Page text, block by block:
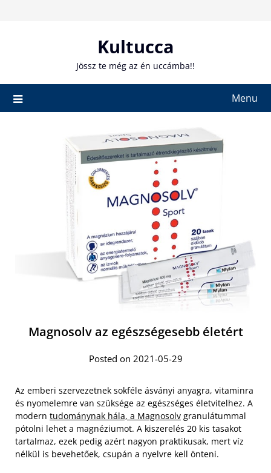
Kultucca
Jössz te még az én uccámba!!
Menu
Magnosolv az egészségesebb életért
Posted on 2021-05-29
Az emberi szervezetnek sokféle ásványi anyagra, vitaminra
és nyomelemre van szüksége az egészséges életvitelhez. A
modern tudománynak hála, a Magnosolv granulátummal
pótolni lehet a magnéziumot. A kiszerelés 20 kis tasakot
tartalmaz, ezek pedig azért nagyon praktikusak, mert víz
nélkül is bevehetőek, csupán a nyelvre kell önteni.